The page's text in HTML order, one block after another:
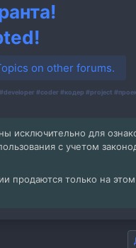
on other forums.
#coder #кодер #project
исключительно для
с учетом
продаются только на